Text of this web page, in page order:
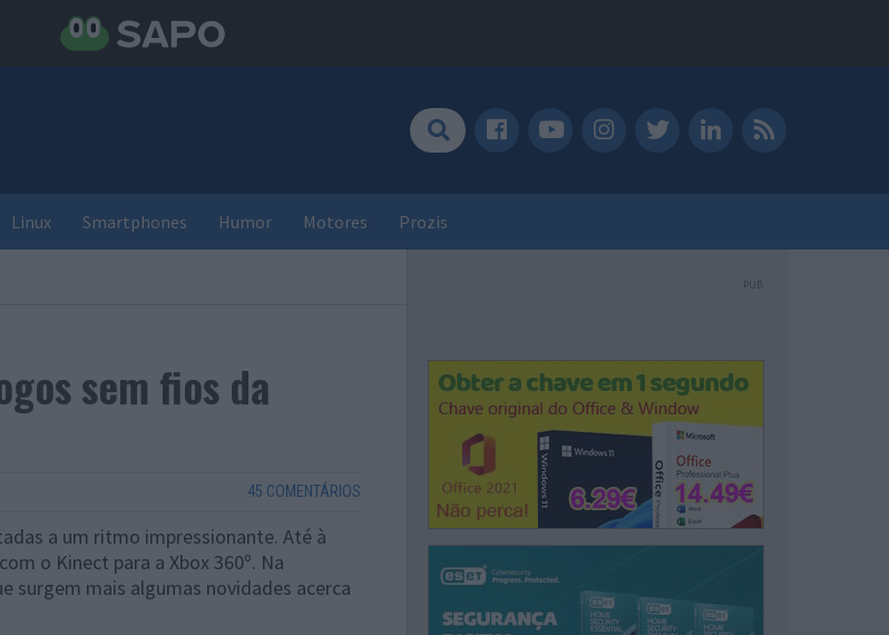
Linux Smartphones Humor Motores Prozis
sem fios da
45 COMENTÁRIOS
a um ritmo impressionante. Até à
o Kinect para a Xbox 360º. Na
surgem mais algumas novidades acerca
PUB